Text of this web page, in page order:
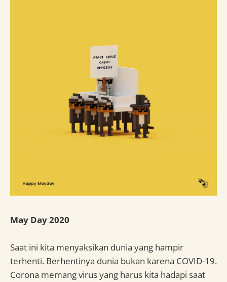
May Day 2020
Saat ini kita menyaksikan dunia yang hampir
terhenti. Berhentinya dunia bukan karena COVID-19.
Corona memang virus yang harus kita hadapi saat